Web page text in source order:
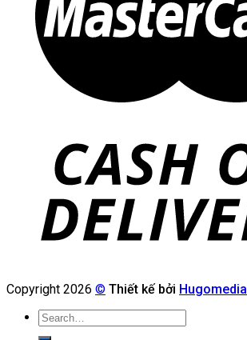
Copyright 2026 © Thiết kế bởi Hugomedia
Search
for: